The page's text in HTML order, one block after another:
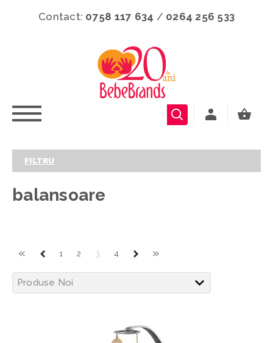
Contact: 0758 117 634 / 0264 256 533
FILTRU
balansoare
« 1 2 3 4 »